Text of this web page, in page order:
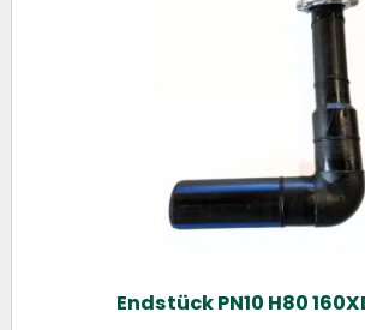
Endstück PN10 H80